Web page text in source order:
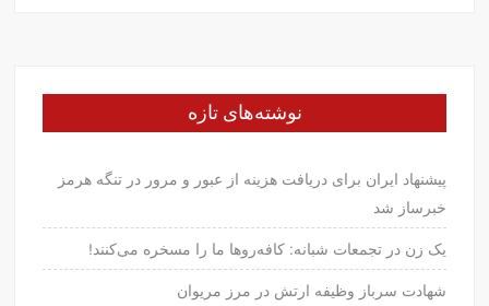
نوشته‌های تازه
پیشنهاد ایران برای دریافت هزینه از عبور و مرور در تنگه هرمز
خبرساز شد
یک زن در تجمعات شبانه: کافه‌روها ما را مسخره می‌کنند!
شهادت سرباز وظیفه ارتش در مرز مریوان